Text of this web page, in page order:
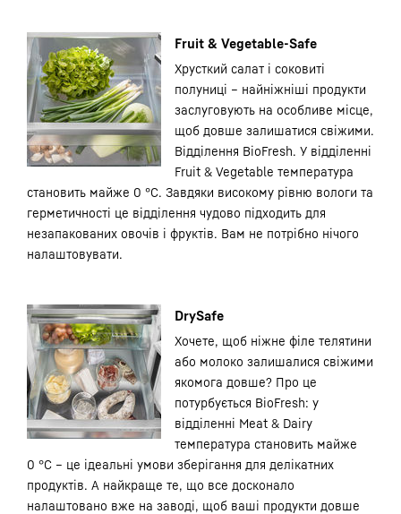
Fruit & Vegetable-Safe
Хрусткий салат і соковиті
полуниці – найніжніші продукти
заслуговують на особливе місце,
щоб довше залишатися свіжими.
Відділення BioFresh. У відділенні
Fruit & Vegetable температура
становить майже 0 °C. Завдяки високому рівню вологи та
герметичності це відділення чудово підходить для
незапакованих овочів і фруктів. Вам не потрібно нічого
налаштовувати.
DrySafe
Хочете, щоб ніжне філе телятини
або молоко залишалися свіжими
якомога довше? Про це
потурбується BioFresh: у
відділенні Meat & Dairy
температура становить майже
0 °C – це ідеальні умови зберігання для делікатних
продуктів. А найкраще те, що все досконало
налаштовано вже на заводі, щоб ваші продукти довше